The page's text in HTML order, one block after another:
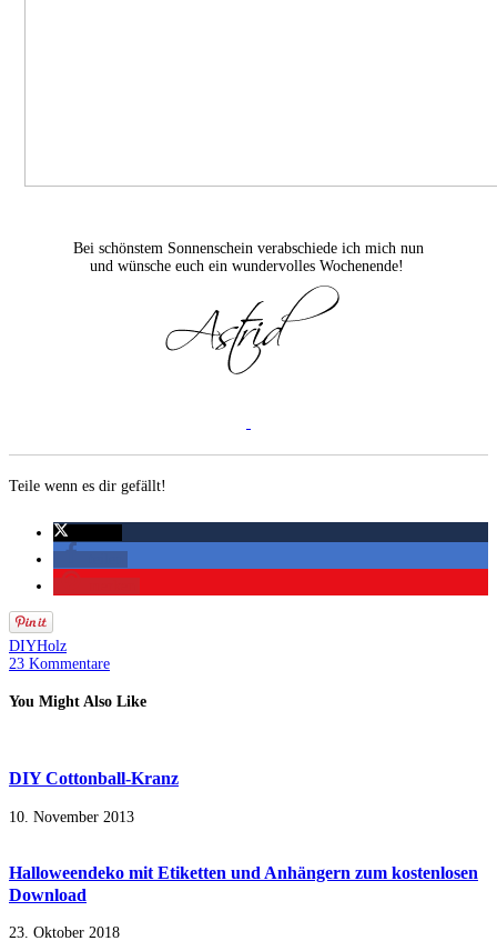
Bei schönstem Sonnenschein verabschiede ich mich nun
und wünsche euch ein wundervolles Wochenende!
Teile wenn es dir gefällt!
DIYHolz
23 Kommentare
You Might Also Like
DIY Cottonball-Kranz
10. November 2013
Halloweendeko mit Etiketten und Anhängern zum kostenlosen
Download
23. Oktober 2018